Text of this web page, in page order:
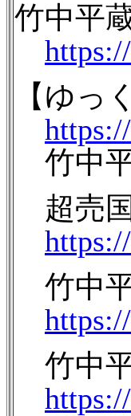
竹中平
【ゆ
竹中
超売
竹中
竹中